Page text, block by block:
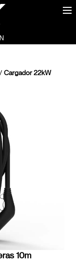
/ Cargador 22kW
10m